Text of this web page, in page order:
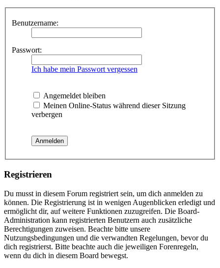
Benutzername:
Passwort:
Ich habe mein Passwort vergessen
Angemeldet bleiben
Meinen Online-Status während dieser Sitzung
verbergen
Registrieren
Du musst in diesem Forum registriert sein, um dich anmelden zu
können. Die Registrierung ist in wenigen Augenblicken erledigt und
ermöglicht dir, auf weitere Funktionen zuzugreifen. Die Board-
Administration kann registrierten Benutzern auch zusätzliche
Berechtigungen zuweisen. Beachte bitte unsere
Nutzungsbedingungen und die verwandten Regelungen, bevor du
dich registrierst. Bitte beachte auch die jeweiligen Forenregeln,
wenn du dich in diesem Board bewegst.